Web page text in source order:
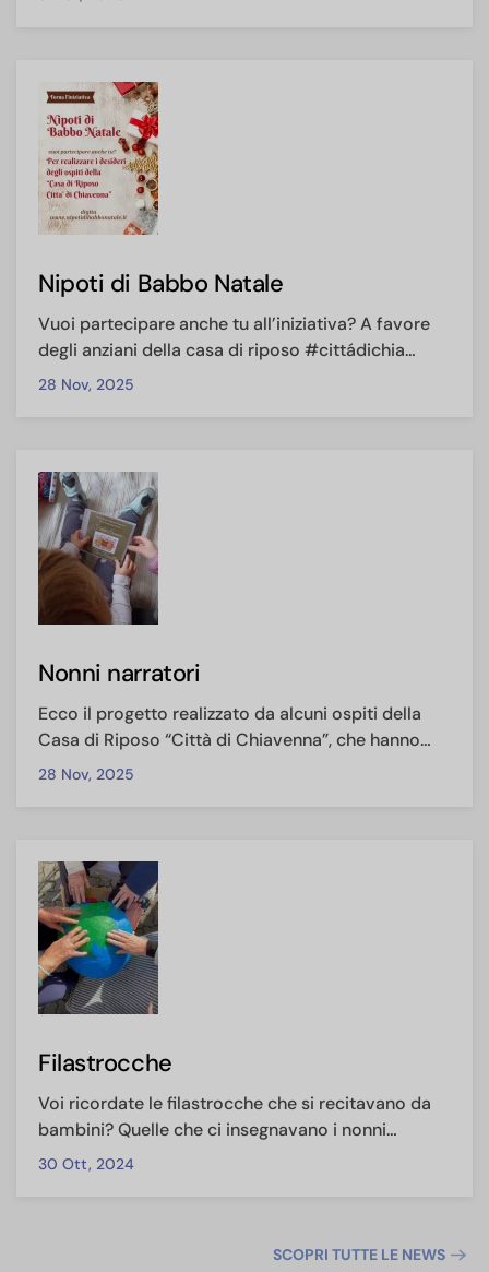
Nipoti di Babbo Natale
Vuoi partecipare anche tu all’iniziativa? A favore
degli anziani della casa di riposo #cittádichia…
28 Nov, 2025
Nonni narratori
Ecco il progetto realizzato da alcuni ospiti della
Casa di Riposo “Città di Chiavenna”, che hanno…
28 Nov, 2025
Filastrocche
Voi ricordate le filastrocche che si recitavano da
bambini? Quelle che ci insegnavano i nonni…
30 Ott, 2024
SCOPRI TUTTE LE NEWS